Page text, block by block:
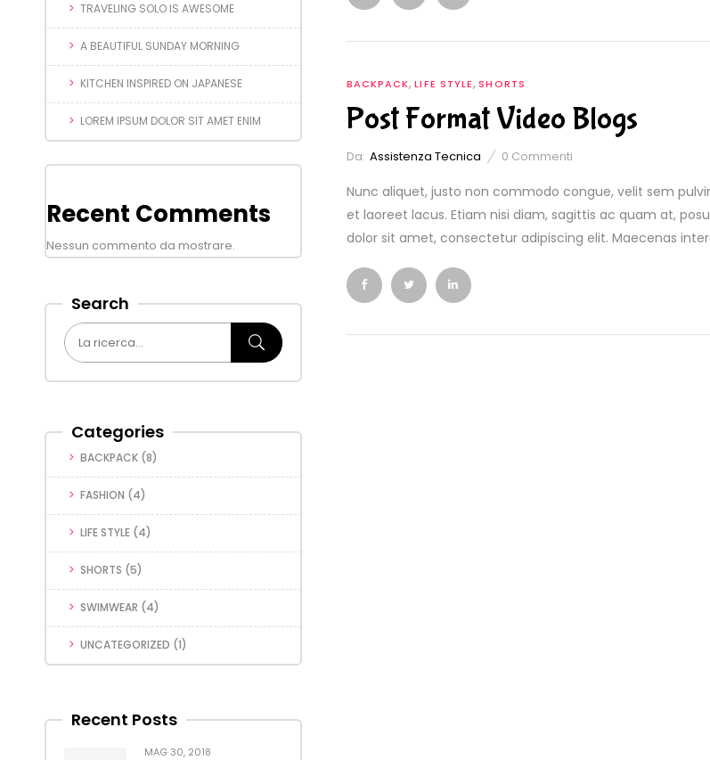
TRAVELING SOLO IS AWESOME
A BEAUTIFUL SUNDAY MORNING
KITCHEN INSPIRED ON JAPANESE
LOREM IPSUM DOLOR SIT AMET ENIM
Recent Comments
Nessun commento da mostrare.
Search
Categories
BACKPACK (8)
FASHION (4)
LIFE STYLE (4)
SHORTS (5)
SWIMWEAR (4)
UNCATEGORIZED (1)
Recent Posts
MAG 30, 2018
BACKPACK,LIFE STYLE,SHORTS
Post Format Video Blogs
Da: Assistenza Tecnica 0 Commenti
Nunc aliquet, justo non commodo congue, velit sem
et laoreet lacus. Etiam nisi diam, sagittis ac quam at,
dolor sit amet, consectetur adipiscing elit. Maecenas